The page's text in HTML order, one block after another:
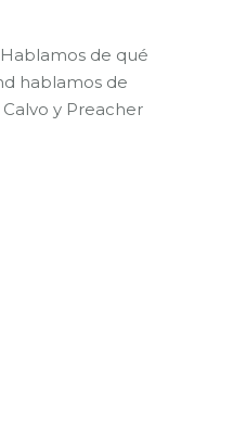
de qué
hablamos de
y Preacher